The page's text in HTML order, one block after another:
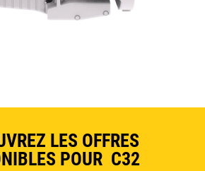
LES OFFRES
POUR C32